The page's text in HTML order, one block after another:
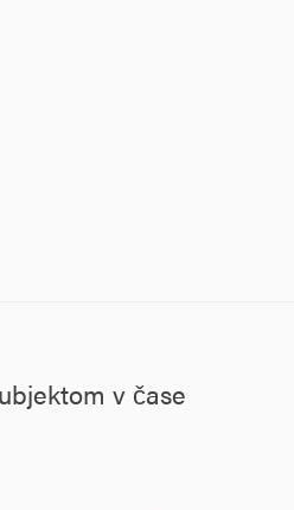
v čase